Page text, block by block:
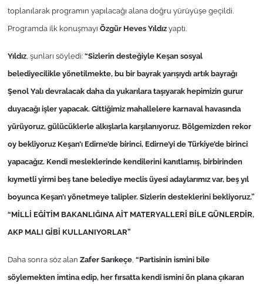
toplanılarak programın yapılacağı alana doğru yürüyüşe geçildi.
Programda ilk konuşmayı Özgür Heves Yıldızyaptı.
Yıldız, şunları söyledi:“Sizlerin desteğiyle Keşan sosyal
belediyecilikle yönetilmekte, bu bir bayrak yarışıydı artık bayrağı
Şenol Yalı devralacak daha da yukarılara taşıyarak hepimizin gurur
duyacağı işler yapacak. Gittiğimiz mahallelere karnaval havasında
yürüyoruz, gülücüklerle alkışlarla karşılanıyoruz. Bölgemizden rekor
oy bekliyoruz Keşan’ı Edirne’de birinci, Edirne’yi de Türkiye’de birinci
yapacağız. Kendi mesleklerinde kendilerini kanıtlamış, birbirinden
kıymetli yirmi beş tane belediye meclis üyesi adaylarımız var, beş yıl
boyunca Keşan’ı yönetmeye talipler. Sizlerin desteklerini bekliyoruz.”
“MİLLİ EĞİTİM BAKANLIĞINA AİT MATERYALLERİ BİLE GÜNLERDİR,
AKP MALI GİBİ KULLANIYORLAR”
Daha sonra söz alan Zafer Sarıkeçe, “Partisinin ismini bile
söylemekten imtina edip, her fırsatta kendi ismini ön plana çıkaran
Bölge
Genel
Politika
Flaş Haber
Dış Haberler
Magazin
Bilim Teknoloji